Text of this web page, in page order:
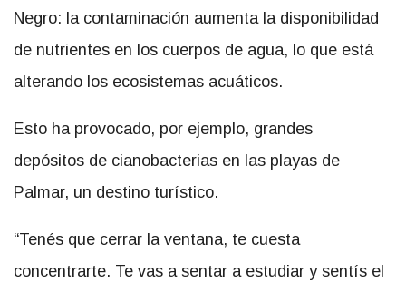
Negro: la contaminación aumenta la disponibilidad
de nutrientes en los cuerpos de agua, lo que está
alterando los ecosistemas acuáticos.
Esto ha provocado, por ejemplo, grandes
depósitos de cianobacterias en las playas de
Palmar, un destino turístico.
“Tenés que cerrar la ventana, te cuesta
concentrarte. Te vas a sentar a estudiar y sentís el